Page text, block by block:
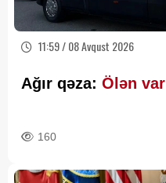
11:59 / 08 Avqust 2026
Ağır qəza: Ölən var
160